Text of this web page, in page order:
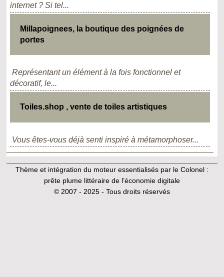
internet ? Si tel...
Millapoignees, la boutique des poignées de
portes
Représentant un élément à la fois fonctionnel et
décoratif, le...
Toiles.shop , vente de toiles artistiques
Vous êtes-vous déjà senti inspiré à métamorphoser...
Thème et intégration du moteur essentialisés par le Colonel :
prête plume littéraire de l’économie digitale
© 2007 - 2025 - Tous droits réservés